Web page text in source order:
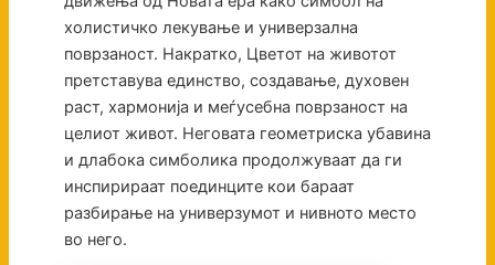
холистичко лекување и универзална
поврзаност. Накратко, Цветот на животот
претставува единство, создавање, духовен
раст, хармонија и меѓусебна поврзаност на
целиот живот. Неговата геометриска убавина
и длабока симболика продолжуваат да ги
инспирираат поединците кои бараат
разбирање на универзумот и нивното место
во него.